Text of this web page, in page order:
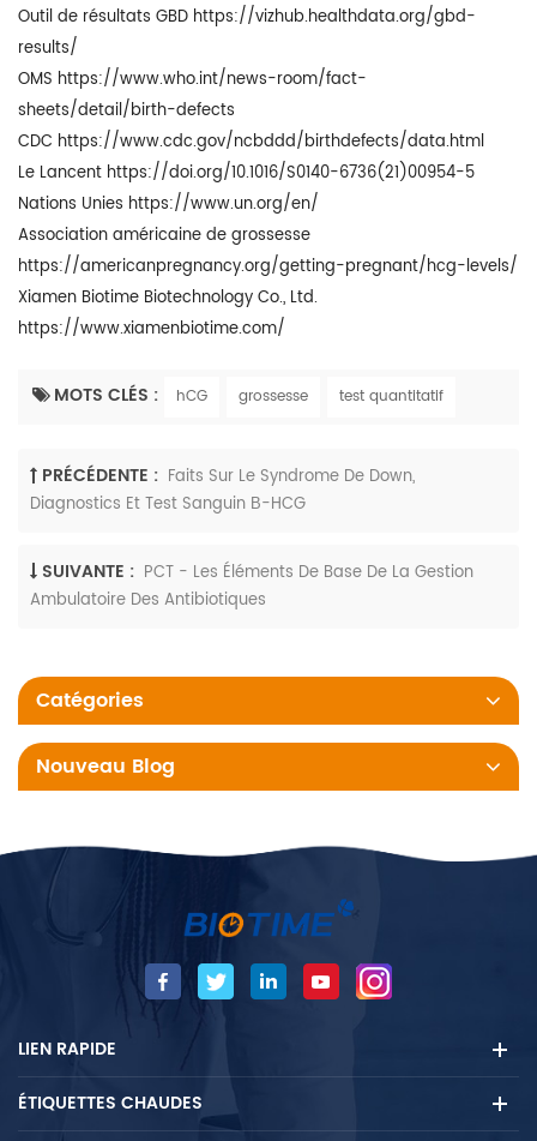
Outil de résultats GBD https://vizhub.healthdata.org/gbd-
results/
OMS https://www.who.int/news-room/fact-
sheets/detail/birth-defects
CDC https://www.cdc.gov/ncbddd/birthdefects/data.html
Le Lancent https://doi.org/10.1016/S0140-6736(21)00954-5
Nations Unies https://www.un.org/en/
Association américaine de grossesse
https://americanpregnancy.org/getting-pregnant/hcg-levels/
Xiamen Biotime Biotechnology Co., Ltd.
https://www.xiamenbiotime.com/
MOTS CLÉS : hCG grossesse test quantitatif
PRÉCÉDENTE : Faits Sur Le Syndrome De Down,
Diagnostics Et Test Sanguin Β-HCG
SUIVANTE : PCT - Les Éléments De Base De La Gestion
Ambulatoire Des Antibiotiques
Catégories
Nouveau Blog
LIEN RAPIDE
ÉTIQUETTES CHAUDES